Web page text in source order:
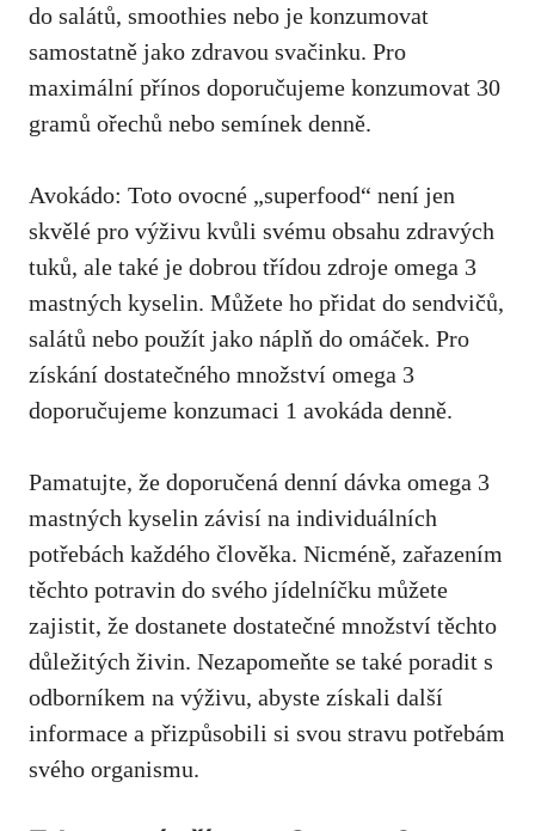
do salátů, smoothies nebo je konzumovat
samostatně jako zdravou svačinku. Pro
maximální přínos doporučujeme konzumovat 30
gramů ořechů nebo semínek denně.
Avokádo: Toto ovocné „superfood“ není jen
skvělé pro výživu kvůli svému obsahu zdravých
tuků, ale také je dobrou třídou zdroje omega 3
mastných kyselin. Můžete ho přidat do sendvičů,
salátů nebo použít jako náplň do omáček. Pro
získání dostatečného množství omega 3
doporučujeme konzumaci 1 avokáda denně.
Pamatujte, že doporučená denní dávka omega 3
mastných kyselin závisí na individuálních
potřebách každého člověka. Nicméně, zařazením
těchto potravin do svého jídelníčku můžete
zajistit, že dostanete dostatečné množství těchto
důležitých živin. Nezapomeňte se také poradit s
odborníkem na výživu, abyste získali další
informace a přizpůsobili si svou stravu potřebám
svého organismu.